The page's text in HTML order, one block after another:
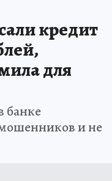
кредит
для
банке
и не